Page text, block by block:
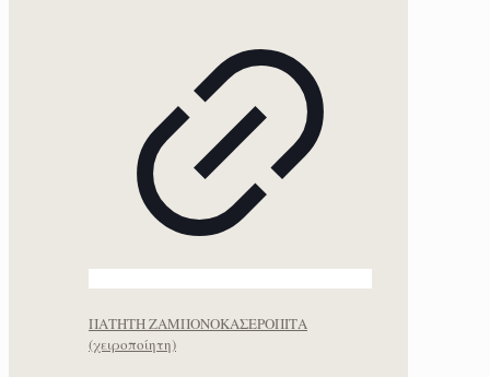
ΠΑΤΗΤΗ ΖΑΜΠΟΝΟΚΑΣΕΡΟΠΙΤΑ
(χειροποίητη)